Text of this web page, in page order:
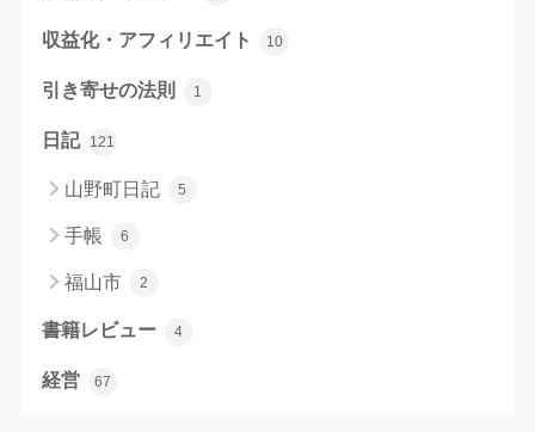
収益化・アフィリエイト 10
引き寄せの法則 1
日記 121
山野町日記 5
手帳 6
福山市 2
書籍レビュー 4
経営 67